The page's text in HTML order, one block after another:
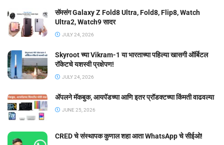
सॅमसंग Galaxy Z Fold8 Ultra, Fold8, Flip8, Watch
Ultra2, Watch9 सादर
JULY 24, 2026
Skyroot च्या Vikram-1 या भारताच्या पहिल्या खासगी ऑर्बिटल
रॉकेटचे यशस्वी प्रक्षेपण!
JULY 24, 2026
ॲपलने मॅकबुक, आयपॅडच्या आणि इतर प्रॉडक्टच्या किंमती वाढवल्या
JUNE 25, 2026
CRED चे संस्थापक कुणाल शहा आता WhatsApp चे सीईओ!